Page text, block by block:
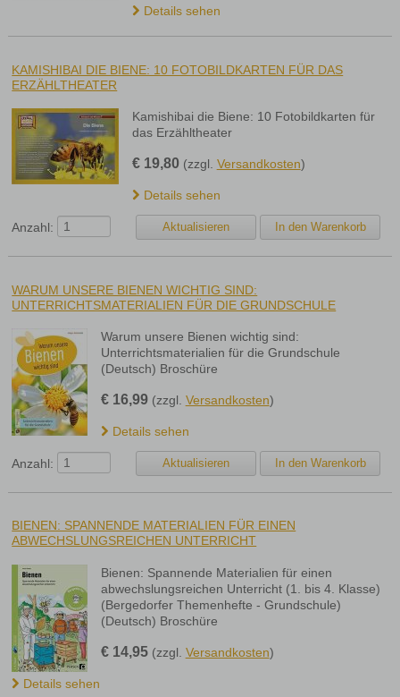
Details sehen
KAMISHIBAI DIE BIENE: 10 FOTOBILDKARTEN FÜR DAS
ERZÄHLTHEATER
Kamishibai die Biene: 10 Fotobildkarten für
das Erzähltheater
€19,80 (zzgl. Versandkosten)
Details sehen
Anzahl:
WARUM UNSERE BIENEN WICHTIG SIND:
UNTERRICHTSMATERIALIEN FÜR DIE GRUNDSCHULE
Warum unsere Bienen wichtig sind:
Unterrichtsmaterialien für die Grundschule
(Deutsch) Broschüre
€16,99 (zzgl. Versandkosten)
Details sehen
Anzahl:
BIENEN: SPANNENDE MATERIALIEN FÜR EINEN
ABWECHSLUNGSREICHEN UNTERRICHT
Bienen: Spannende Materialien für einen
abwechslungsreichen Unterricht (1. bis 4. Klasse)
(Bergedorfer Themenhefte - Grundschule)
(Deutsch) Broschüre
€14,95 (zzgl. Versandkosten)
Details sehen